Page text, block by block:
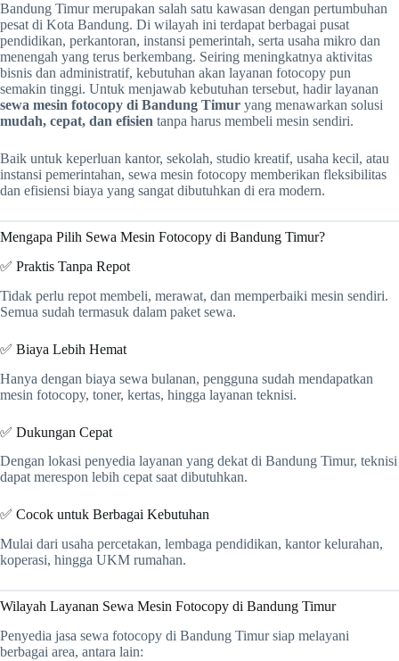
Bandung Timur merupakan salah satu kawasan dengan pertumbuhan
pesat di Kota Bandung. Di wilayah ini terdapat berbagai pusat
pendidikan, perkantoran, instansi pemerintah, serta usaha mikro dan
menengah yang terus berkembang. Seiring meningkatnya aktivitas
bisnis dan administratif, kebutuhan akan layanan fotocopy pun
semakin tinggi. Untuk menjawab kebutuhan tersebut, hadir layanan
sewa mesin fotocopy di Bandung Timur yang menawarkan solusi
mudah, cepat, dan efisien tanpa harus membeli mesin sendiri.
Baik untuk keperluan kantor, sekolah, studio kreatif, usaha kecil, atau
instansi pemerintahan, sewa mesin fotocopy memberikan fleksibilitas
dan efisiensi biaya yang sangat dibutuhkan di era modern.
Mengapa Pilih Sewa Mesin Fotocopy di Bandung Timur?
✅ Praktis Tanpa Repot
Tidak perlu repot membeli, merawat, dan memperbaiki mesin sendiri.
Semua sudah termasuk dalam paket sewa.
✅ Biaya Lebih Hemat
Hanya dengan biaya sewa bulanan, pengguna sudah mendapatkan
mesin fotocopy, toner, kertas, hingga layanan teknisi.
✅ Dukungan Cepat
Dengan lokasi penyedia layanan yang dekat di Bandung Timur, teknisi
dapat merespon lebih cepat saat dibutuhkan.
✅ Cocok untuk Berbagai Kebutuhan
Mulai dari usaha percetakan, lembaga pendidikan, kantor kelurahan,
koperasi, hingga UKM rumahan.
Wilayah Layanan Sewa Mesin Fotocopy di Bandung Timur
Penyedia jasa sewa fotocopy di Bandung Timur siap melayani
berbagai area, antara lain: